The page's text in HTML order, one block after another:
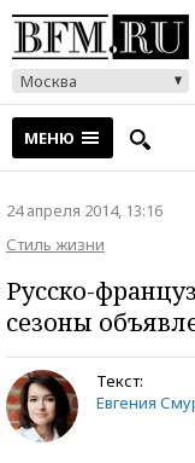
Москва
МЕНЮ
24 апреля 2014, 13:16
Стиль жизни
Русско-
сезоны
Текст:
Евгения